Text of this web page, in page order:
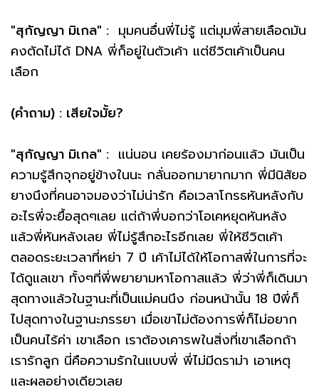
"สุกัญญา มิเกล" : มุมคนอื่นพี่ไม่รู้ แต่มุมพี่สายเลือดมัน
คงตัดไม่ได้ DNA พี่ก็อยู่ในตัวเค้า แต่ชีวิตเค้าเป็นคน
เลือก
(คำถาม) : เสียใจมั้ย?
"สุกัญญา มิเกล" : แน่นอน เคยร้องมาก่อนแล้ว มันเป็น
ความรู้สึกจุกอยู่ข้างในนะ กลั่นออกมายากมาก พี่มีนิสัยอ
ยางนึงที่คนอาจมองว่าไม่น่ารัก คือเวลาโกรธหันหลังกับ
อะไรพี่จะยื้อสุดๆเลย แต่ถ้าพี่บอกว่าโอเคหยุดหันหลัง
แล้วพี่หันหลังเลย พี่ไม่รู้สึกอะไรอีกเลย พี่ให้ชีวิตเค้า
ตลอดระยะเวลาที่หย่า 7 ปี เค้าไม่ได้ให้โอกาสพี่ในการที่จะ
ได้ดูแลเขา ทั้งๆที่พี่พยายามหาโอกาสแล้ว พี่ว่าพี่ก็เดินมา
สุดทางแล้วในฐานะที่เป็นแม่คนนึง ก่อนหน้านั้น 18 ปีพี่ก็
ไปสุดทางในฐานะภรรยา เมื่อเขาไม่ต้องการพี่ก็ไม่อยาก
เป็นคนไร้ค่า เขาเลือก เราต้องเคารพในสิ่งที่เขาเลือกถ้า
เรารักลูก นี่คือความรักในแบบพี่ พี่ไม่มีดราม่า เอาเหตุ
และผลอย่างเดียวเลย